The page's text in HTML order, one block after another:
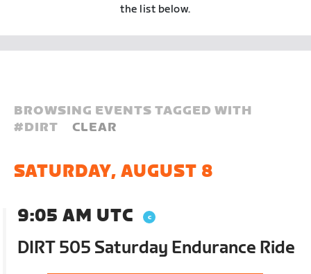
the list below.
BROWSING EVENTS TAGGED WITH
#DIRT CLEAR
SATURDAY, AUGUST 8
9:05 AM UTC
DIRT 505 Saturday Endurance Ride